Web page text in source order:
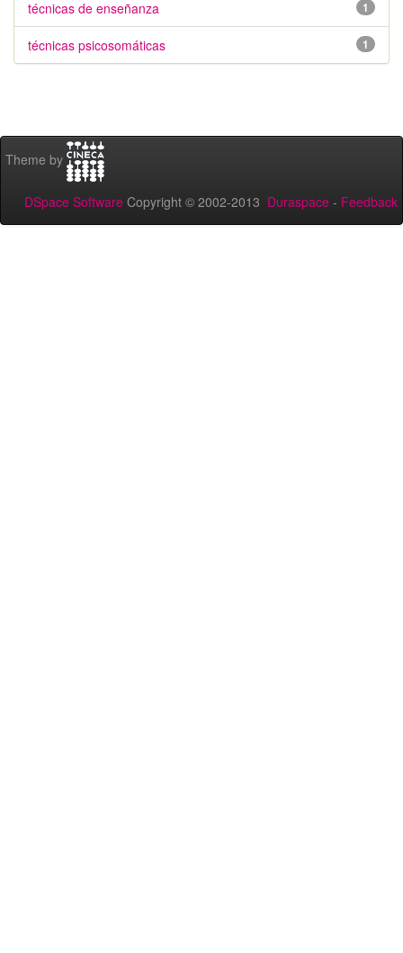
1
técnicas de enseñanza
1
técnicas psicosomáticas
Theme by
DSpace Software Copyright © 2002-2013 Duraspace - Feedback